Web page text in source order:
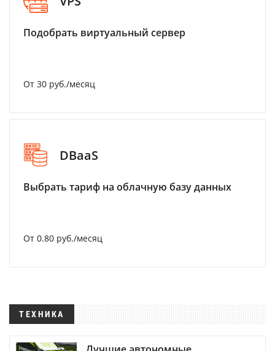
Подобрать виртуальный сервер
От 30 руб./месяц
DBaaS
Выбрать тариф на облачную базу данных
От 0.80 руб./месяц
ТЕХНИКА